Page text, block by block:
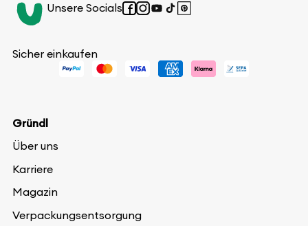
Unsere SocialsFacebook
Instagram
YouTube
TikTokPinterest
Sicher einkaufen
Gründl
Über uns
Karriere
Magazin
Verpackungsentsorgung